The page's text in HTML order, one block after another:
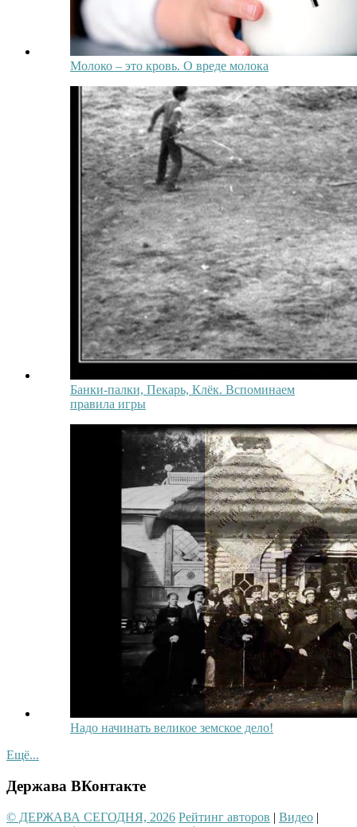
Молоко – это кровь. О вреде молока
Банки-палки, Пекарь, Клёк. Вспоминаем
правила игры
Надо начинать великое земское дело!
Ещё...
Держава ВКонтакте
© ДЕРЖАВА СЕГОДНЯ, 2026 Рейтинг авторов | Видео |